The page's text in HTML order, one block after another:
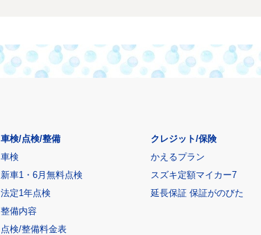
車検/点検/整備
車検
新車1・6月無料点検
法定1年点検
整備内容
点検/整備料金表
クレジット/保険
かえるプラン
スズキ定額マイカー7
延長保証 保証がのびた